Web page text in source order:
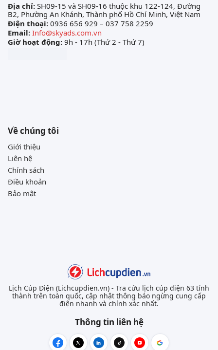
Địa chỉ: SH09-15 và SH09-16 thuộc khu 122-124, Đường
B2, Phường An Khánh, Thành phố Hồ Chí Minh, Việt Nam
Điện thoại: 0936 656 929 – 037 758 2259
Email: Info@skyads.com.vn
Giờ hoạt động: 9h - 17h (Thứ 2 - Thứ 7)
Về chúng tôi
Giới thiệu
Liên hệ
Chính sách
Điều khoản
Bảo mật
Lịch Cúp Điện (Lichcupdien.vn) - Tra cứu lịch cúp điện 63 tỉnh
thành trên toàn quốc, cập nhật thông báo ngừng cung cấp
điện nhanh và chính xác nhất.
Thông tin liên hệ